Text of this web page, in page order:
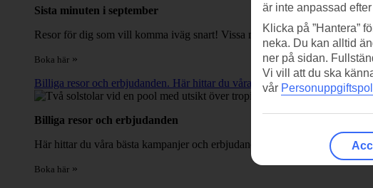
Sista minuten i september
Resor för dig som vill komma iväg snart! Vissa med All Inclusive
Boka här »
Billiga resor och erbjudanden. Här hittar du våra bästa kampanjer och
Billiga resor och erbjudanden
Här hittar du våra bästa kampanjer och erbjudanden på charter, flyg och
Boka här »
är inte anpassad
Klicka på ”Hantera”
neka. Du kan alltid
ner på sidan.
Vi vill att du ska
vår